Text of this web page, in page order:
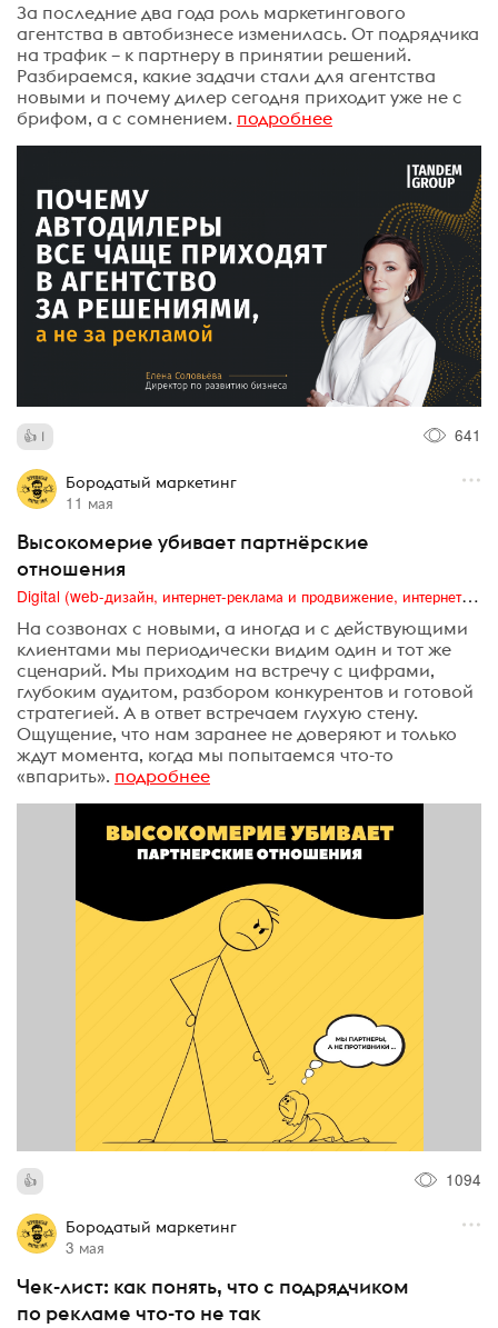
За последние два года роль маркетингового
агентства в автобизнесе изменилась. От подрядчика
на трафик – к партнеру в принятии решений.
Разбираемся, какие задачи стали для агентства
новыми и почему дилер сегодня приходит уже не с
брифом, а с сомнением. подробнее
1 641
Бородатый маркетинг
11 мая
Высокомерие убивает партнёрские
отношения
Digital (web-дизайн, интернет-реклама и продвижение, интернет-сообщества и блоги, интернет-коммуникации, мобильный маркетинг, реклама на цифровых экранах)
На созвонах с новыми, а иногда и с действующими
клиентами мы периодически видим один и тот же
сценарий. Мы приходим на встречу с цифрами,
глубоким аудитом, разбором конкурентов и готовой
стратегией. А в ответ встречаем глухую стену.
Ощущение, что нам заранее не доверяют и только
ждут момента, когда мы попытаемся что-то
«впарить». подробнее
1094
Бородатый маркетинг
3 мая
Чек-лист: как понять, что с подрядчиком
по рекламе что-то не так